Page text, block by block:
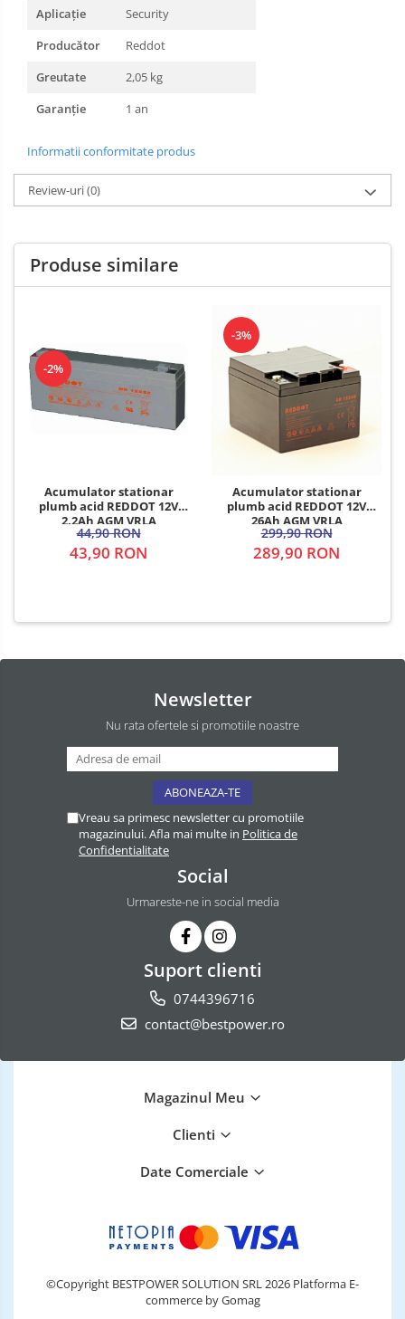
Aplicație
Security
Producător
Reddot
Greutate
2,05 kg
Garanție
1 an
Informatii conformitate produs
Review-uri(0)
Produse similare
-2%
Acumulator stationar
plumb acid REDDOT 12V
2.2Ah AGM VRLA
44,90 RON
43,90 RON
-3%
Acumulator stationar
plumb acid REDDOT 12V
26Ah AGM VRLA
299,90 RON
289,90 RON
Newsletter
Nu rata ofertele si promotiile noastre
Vreau sa primesc newsletter cu promotiile
magazinului. Afla mai multe in Politica de
Confidentialitate
Social
Urmareste-ne in social media
Suport clienti
0744396716
contact@bestpower.ro
Magazinul Meu
Clienti
Date Comerciale
©Copyright BESTPOWER SOLUTION SRL 2026 Platforma E-
commerce by Gomag